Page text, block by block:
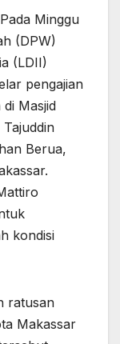
Minggu
(DPW)
(LDII)
pengajian
Masjid
Berua,
kondisi
ratusan
Makassar